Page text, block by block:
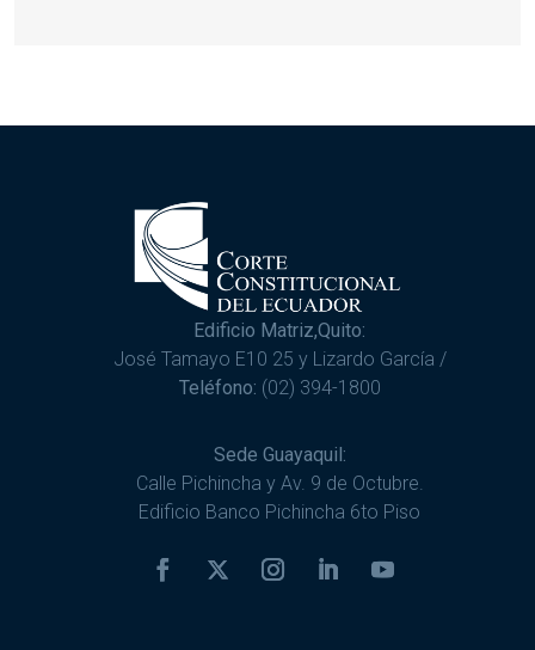
Edificio Matriz,Quito:
José Tamayo E10 25 y Lizardo García /
Teléfono: (02) 394-1800
Sede Guayaquil:
Calle Pichincha y Av. 9 de Octubre.
Edificio Banco Pichincha 6to Piso